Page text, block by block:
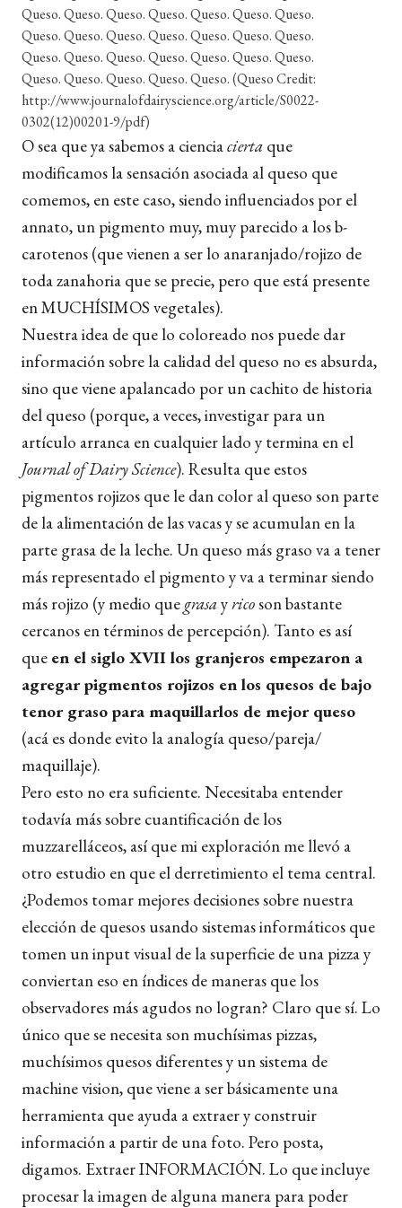
Queso. Queso. Queso. Queso. Queso. Queso. Queso.
Queso. Queso. Queso. Queso. Queso. Queso. Queso.
Queso. Queso. Queso. Queso. Queso. Queso. Queso.
Queso. Queso. Queso. Queso. Queso. (Queso Credit:
http://www.journalofdairyscience.org/article/S0022-
0302(12)00201-9/pdf)
O sea que ya sabemos a cienciacierta que
modificamos la sensación asociada al queso que
comemos, en este caso, siendo influenciados por el
annato, un pigmento muy, muy parecido a los b-
carotenos (que vienen a ser lo anaranjado/rojizo de
toda zanahoria que se precie, pero que está presente
en MUCHÍSIMOS vegetales).
Nuestra idea de que lo coloreado nos puede dar
información sobre la calidad del queso no es absurda,
sino que viene apalancado por un cachito de historia
del queso (porque, a veces, investigar para un
artículo arranca en cualquier lado y termina en el
Journal of Dairy Science). Resulta que estos
pigmentos rojizos que le dan color al queso son parte
de la alimentación de las vacas y se acumulan en la
parte grasa de la leche. Un queso más graso va a tener
más representado el pigmento y va a terminar siendo
más rojizo (y medio que grasayricoson bastante
cercanos en términos de percepción). Tanto es así
que en el siglo XVII los granjeros empezaron a
agregar pigmentos rojizos en los quesos de bajo
tenor graso para maquillarlos de mejor queso
(acá es donde evito la analogía queso/pareja/
maquillaje).
Pero esto no era suficiente. Necesitaba entender
todavía más sobre cuantificación de los
muzzarelláceos, así que mi exploración me llevó a
otro estudio en que el derretimiento el tema central.
¿Podemos tomar mejores decisiones sobre nuestra
elección de quesos usando sistemas informáticos que
tomen un input visual de la superficie de una pizza y
conviertan eso en índices de maneras que los
observadores más agudos no logran? Claro que sí. Lo
único que se necesita son muchísimas pizzas,
muchísimos quesos diferentes y un sistema de
machine vision, que viene a ser básicamente una
herramienta que ayuda a extraer y construir
información a partir de una foto. Pero posta,
digamos. Extraer INFORMACIÓN. Lo que incluye
procesar la imagen de alguna manera para poder